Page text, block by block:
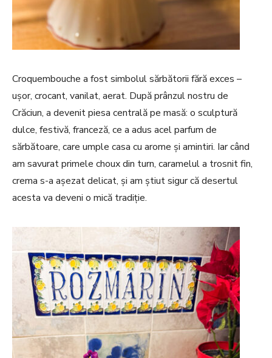
Croquembouche a fost simbolul sărbătorii fără exces –
ușor, crocant, vanilat, aerat. După prânzul nostru de
Crăciun, a devenit piesa centrală pe masă: o sculptură
dulce, festivă, franceză, ce a adus acel parfum de
sărbătoare, care umple casa cu arome și amintiri. Iar când
am savurat primele choux din turn, caramelul a trosnit fin,
crema s-a așezat delicat, și am știut sigur că desertul
acesta va deveni o mică tradiție.